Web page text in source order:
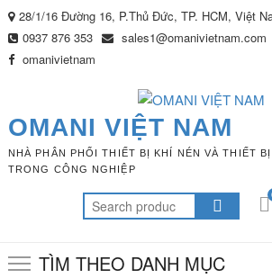
Skip
to
content
28/1/16 Đường 16, P.Thủ Đức, TP. HCM, Việt
0937 876 353
sales1@omanivietnam.com
omanivietnam
OMANI VIỆT NAM
NHÀ PHÂN PHỐI THIẾT BỊ KHÍ NÉN VÀ THIẾT
TRONG CÔNG NGHIỆP
Search
for:
TÌM THEO DANH MỤC